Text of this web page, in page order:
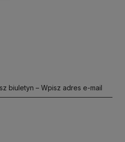
biuletyn – Wpisz adres e-mail